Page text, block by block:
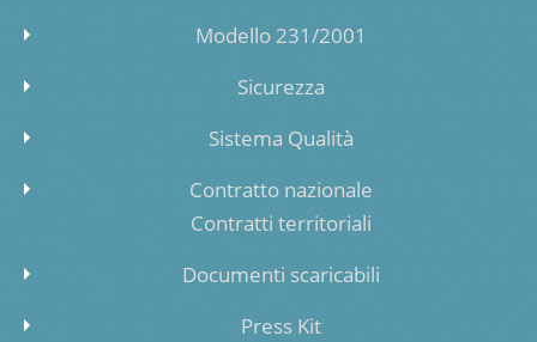
Modello 231/2001
Sicurezza
Sistema Qualità
Contratto nazionale
Contratti territoriali
Documenti scaricabili
Press Kit